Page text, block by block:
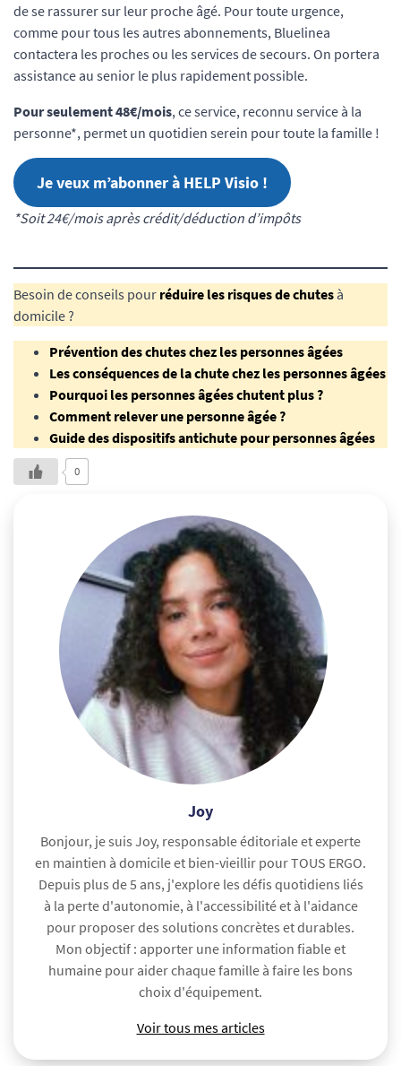
de se rassurer sur leur proche âgé. Pour toute urgence,
comme pour tous les autres abonnements, Bluelinea
contactera les proches ou les services de secours. On portera
assistance au senior le plus rapidement possible.
Pour seulement 48€/mois, ce service, reconnu service à la
personne*, permet un quotidien serein pour toute la famille !
Je veux m’abonner à HELP Visio !
*Soit 24€/mois après crédit/déduction d’impôts
Besoin de conseils pour réduire les risques de chutes à
domicile ?
Prévention des chutes chez les personnes âgées
Les conséquences de la chute chez les personnes âgées
Pourquoi les personnes âgées chutent plus ?
Comment relever une personne âgée ?
Guide des dispositifs antichute pour personnes âgées
0
Joy
Bonjour, je suis Joy, responsable éditoriale et experte
en maintien à domicile et bien-vieillir pour TOUS ERGO.
Depuis plus de 5 ans, j'explore les défis quotidiens liés
à la perte d'autonomie, à l'accessibilité et à l'aidance
pour proposer des solutions concrètes et durables.
Mon objectif : apporter une information fiable et
humaine pour aider chaque famille à faire les bons
choix d'équipement.
Voir tous mes articles